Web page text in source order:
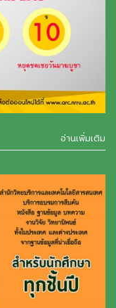
อ่านเพิ่มเติม